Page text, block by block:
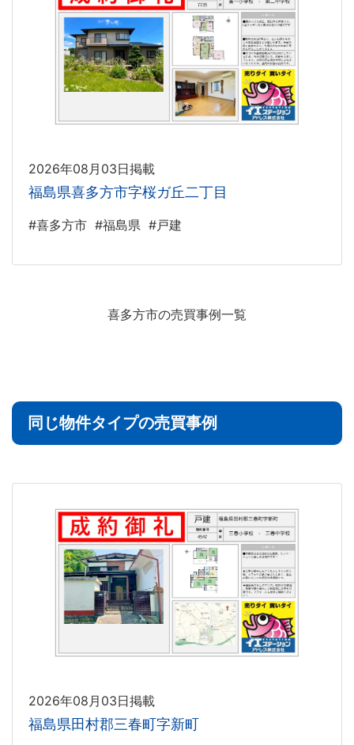
2026年08月03日掲載
福島県喜多方市字桜ガ丘二丁目
#喜多方市 #福島県 #戸建
喜多方市の売買事例一覧
同じ物件タイプの売買事例
2026年08月03日掲載
福島県田村郡三春町字新町